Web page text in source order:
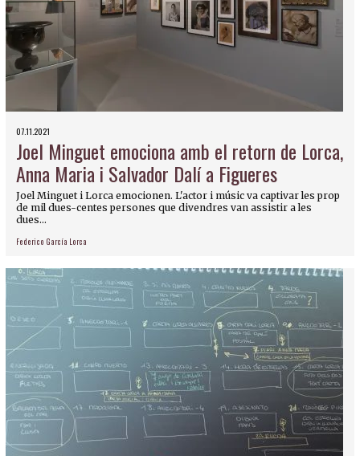
07.11.2021
Joel Minguet emociona amb el retorn de Lorca,
Anna Maria i Salvador Dalí a Figueres
Joel Minguet i Lorca emocionen. L'actor i músic va captivar les prop
de mil dues-centes persones que divendres van assistir a les
dues...
Federico García Lorca